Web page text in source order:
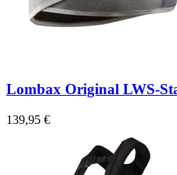
Lombax Original LWS-
139,95 €